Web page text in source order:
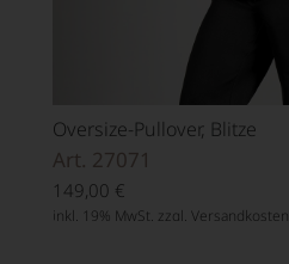
Oversize-Pullover, Blitze
Art. 27071
149,00 €
inkl. 19% MwSt. zzgl. Versandkosten